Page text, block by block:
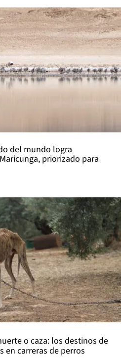
del mundo logra
priorizado para
o caza: los destinos de
en carreras de perros